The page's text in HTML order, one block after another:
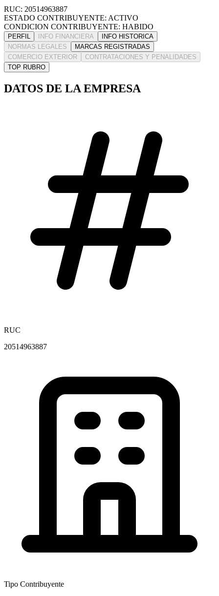
RUC: 20514963887
ESTADO CONTRIBUYENTE: ACTIVO
CONDICION CONTRIBUYENTE: HABIDO
PERFIL INFO FINANCIERA
INFO HISTORICA
NORMAS LEGALES
MARCAS REGISTRADAS
COMERCIO EXTERIOR
CONTRATACIONES Y PENALIDADES
TOP RUBRO
DATOS DE LA EMPRESA
RUC
20514963887
Tipo Contribuyente